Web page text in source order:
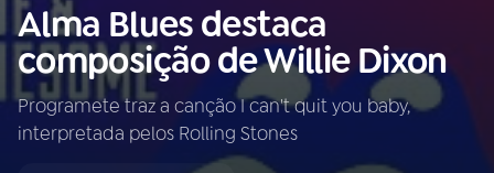
Buscar
na
Rádio
Nacional
Buscar
AO VIVO
Alma Blues destaca
composição de Willie Dixon
Programete traz a canção I can't quit you baby,
interpretada pelos Rolling Stones